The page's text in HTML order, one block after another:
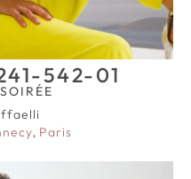
542-01
, Paris